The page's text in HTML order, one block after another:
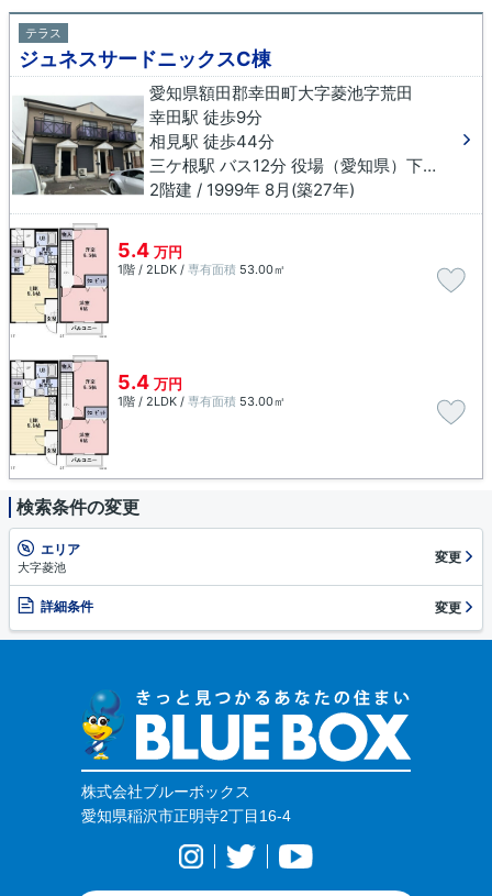
テラス
ジュネスサードニックスC棟
愛知県額田郡幸田町大字菱池字荒田
幸田駅 徒歩9分
相見駅 徒歩44分
三ケ根駅 バス12分 役場（愛知県）下車 徒歩3分
2階建 / 1999年 8月(築27年)
5.4 万円
1階 / 2LDK / 専有面積 53.00㎡
5.4 万円
1階 / 2LDK / 専有面積 53.00㎡
検索条件の変更
エリア
大字菱池
変更
詳細条件 変更
株式会社ブルーボックス
愛知県稲沢市正明寺2丁目16-4